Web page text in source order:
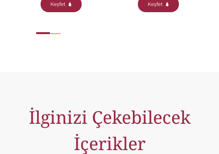
Keşfet Keşfet
İlginizi Çekebilecek
İçerikler